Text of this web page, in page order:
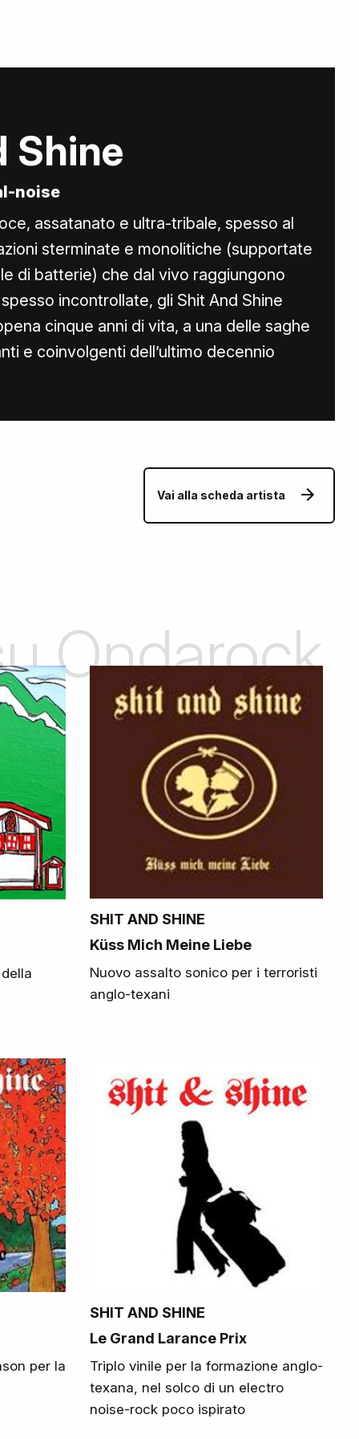
Shine
noise
assatanato e ultra-tribale, spesso al
sterminate e monolitiche (supportate
di batterie) che dal vivo raggiungono
incontrollate, gli Shit And Shine
cinque anni di vita, a una delle saghe
e coinvolgenti dell’ultimo decennio
Vai alla scheda artista
Ondarock
SHIT AND SHINE
Küss Mich Meine Liebe
Nuovo assalto sonico per i terroristi
anglo-texani
per la
SHIT AND SHINE
Le Grand Larance Prix
Triplo vinile per la formazione anglo-
texana, nel solco di un electro
noise-rock poco ispirato